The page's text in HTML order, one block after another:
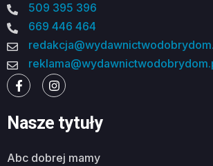
509 395 396
669 446 464
Nasze tytuły
abc dobrej mamy